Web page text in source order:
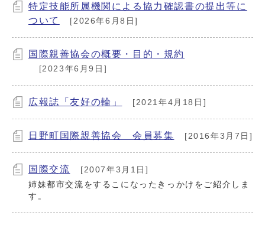
特定技能所属機関による協力確認書の提出等に
ついて
[2026年6月8日]
国際親善協会の概要・目的・規約
[2023年6月9日]
広報誌「友好の輪」 [2021年4月18日]
日野町国際親善協会 会員募集 [2016年3月7日]
国際交流
[2007年3月1日]
姉妹都市交流をするこになったきっかけをご紹介しま
す。